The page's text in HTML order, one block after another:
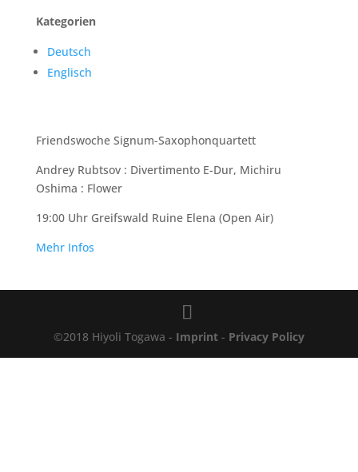
Kategorien
Deutsch
Englisch
Friendswoche Signum-Saxophonquartett
Andrey Rubtsov : Divertimento E-Dur, Michiru
Oshima : Flower
19:00 Uhr Greifswald Ruine Elena (Open Air)
Mehr Infos
©2018 Hiyoli Togawa - Imprint- Privacy Policy